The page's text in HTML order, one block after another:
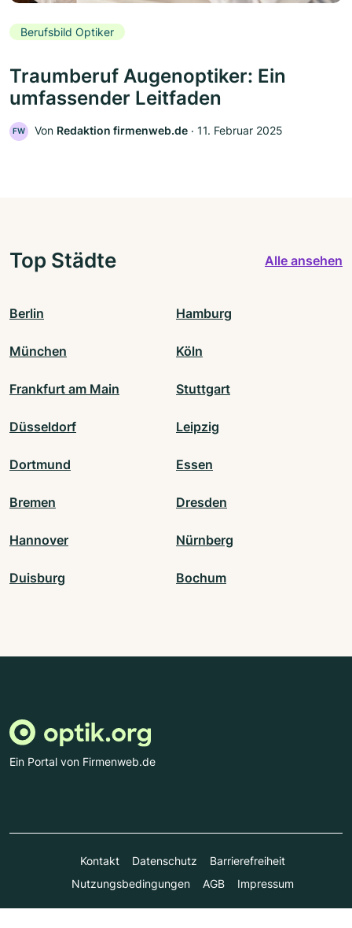
Berufsbild Optiker
Traumberuf Augenoptiker: Ein
umfassender Leitfaden
FW Von Redaktion firmenweb.de ‧ 11. Februar 2025
Top Städte Alle ansehen
Berlin Hamburg
München Köln
Frankfurt am Main Stuttgart
Düsseldorf Leipzig
Dortmund Essen
Bremen Dresden
Hannover Nürnberg
Duisburg Bochum
Ein Portal von Firmenweb.de
Kontakt Datenschutz
Barrierefreiheit
Nutzungsbedingungen
AGB Impressum